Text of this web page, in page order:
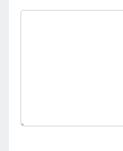
قرار می گیرد تا در آب
بهره برداری آسان